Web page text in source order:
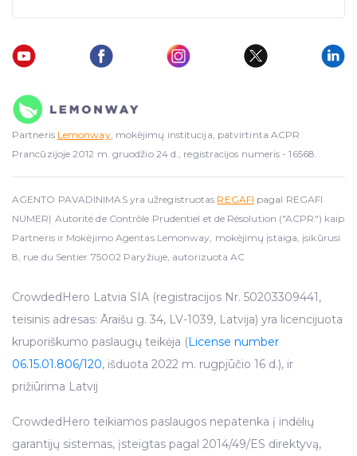
Partneris Lemonway, mokėjimų institucija, patvirtinta ACPR
Prancūzijoje 2012 m. gruodžio 24 d., registracijos numeris - 16568.
AGENTO PAVADINIMAS yra užregistruotas REGAFI pagal REGAFI
NUMERĮ Autorité de Contrôle Prudentiel et de Résolution ("ACPR") kaip
Partneris ir Mokėjimo Agentas Lemonway, mokėjimų įstaiga, įsikūrusi
8, rue du Sentier 75002 Paryžiuje, autorizuota AC
CrowdedHero Latvia SIA (registracijos Nr. 50203309441,
teisinis adresas: Āraišu g. 34, LV-1039, Latvija) yra licencijuota
kruporiškumo paslaugų teikėja (License number
06.15.01.806/120, išduota 2022 m. rugpjūčio 16 d.), ir
prižiūrima Latvij
CrowdedHero teikiamos paslaugos nepatenka į indėlių
garantijų sistemas, įsteigtas pagal 2014/49/ES direktyvą,